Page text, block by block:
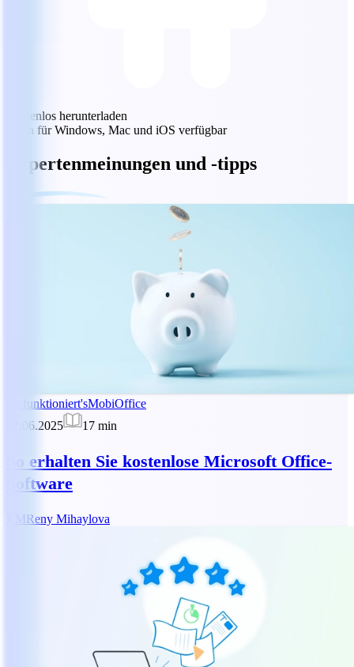
Kostenlos herunterladen
Auch für Windows, Mac und iOS verfügbar
Expertenmeinungen und -tipps
So funktioniert'sMobiOffice
02.06.2025
17 min
So erhalten Sie kostenlose Microsoft Office-
Software
RM Reny Mihaylova